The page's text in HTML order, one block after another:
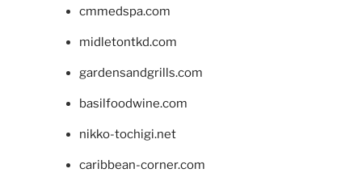
cmmedspa.com
midletontkd.com
gardensandgrills.com
basilfoodwine.com
nikko-tochigi.net
caribbean-corner.com